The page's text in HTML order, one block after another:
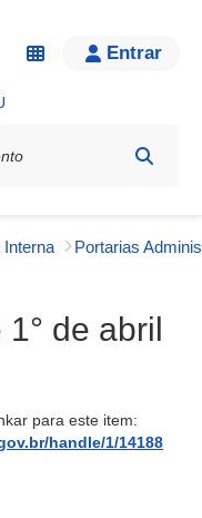
Entrar
de abril
para este item:
handle/1/14188